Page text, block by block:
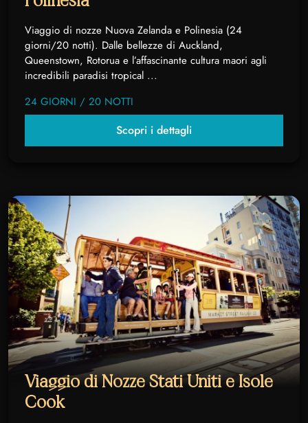
Viaggio di nozze Nuova Zelanda e Polinesia (24
giorni/20 notti). Dalle bellezze di Auckland,
Queenstown, Rotorua e l’affascinante cultura maori agli
incredibili paradisi tropical ...
24 GIORNI / 20 NOTTI
Scopri i dettagli
Viaggio di Nozze Stati Uniti e Isole
Cook